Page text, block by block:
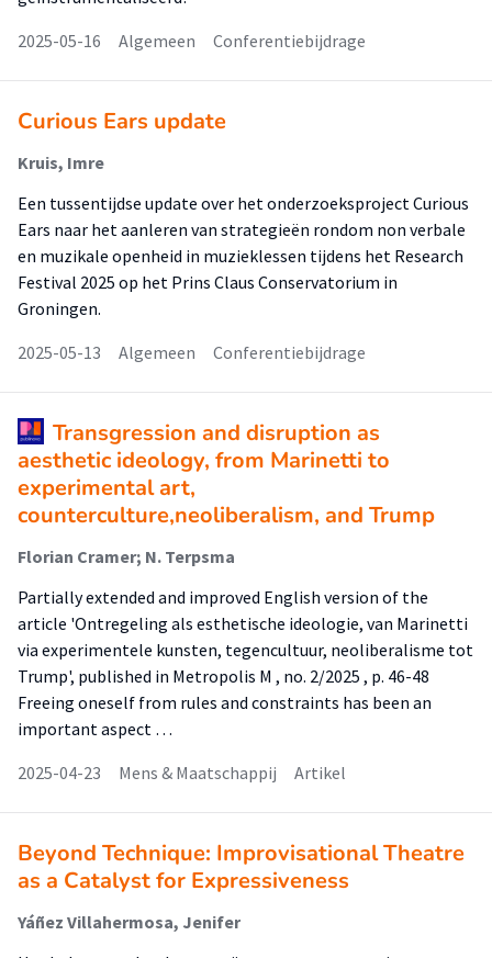
2025-05-16
Algemeen Conferentiebijdrage
Curious Ears update
Kruis, Imre
Een tussentijdse update over het onderzoeksproject Curious
Ears naar het aanleren van strategieën rondom non verbale
en muzikale openheid in muzieklessen tijdens het Research
Festival 2025 op het Prins Claus Conservatorium in
Groningen.
2025-05-13
Algemeen Conferentiebijdrage
Transgression and disruption as
aesthetic ideology, from Marinetti to
experimental art,
counterculture,neoliberalism, and Trump
Florian Cramer; N. Terpsma
Partially extended and improved English version of the
article 'Ontregeling als esthetische ideologie, van Marinetti
via experimentele kunsten, tegencultuur, neoliberalisme tot
Trump', published in Metropolis M , no. 2/2025 , p. 46-48
Freeing oneself from rules and constraints has been an
important aspect …
2025-04-23
Mens & Maatschappij Artikel
Beyond Technique: Improvisational Theatre
as a Catalyst for Expressiveness
Yáñez Villahermosa, Jenifer